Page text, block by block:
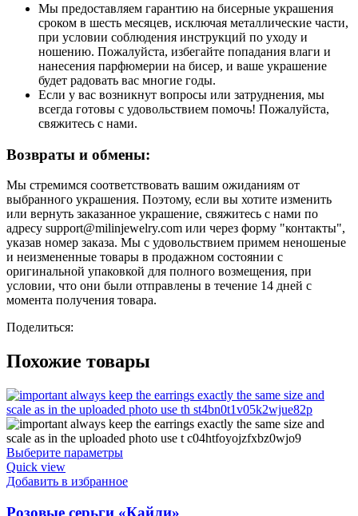
Мы предоставляем гарантию на бисерные украшения
сроком в шесть месяцев, исключая металлические части,
при условии соблюдения инструкций по уходу и
ношению. Пожалуйста, избегайте попадания влаги и
нанесения парфюмерии на бисер, и ваше украшение
будет радовать вас многие годы.
Если у вас возникнут вопросы или затруднения, мы
всегда готовы с удовольствием помочь! Пожалуйста,
свяжитесь с нами.
Возвраты и обмены:
Мы стремимся соответствовать вашим ожиданиям от
выбранного украшения. Поэтому, если вы хотите изменить
или вернуть заказанное украшение, свяжитесь с нами по
адресу support@milinjewelry.com или через форму "контакты",
указав номер заказа. Мы с удовольствием примем неношеные
и неизмененные товары в продажном состоянии с
оригинальной упаковкой для полного возмещения, при
условии, что они были отправлены в течение 14 дней с
момента получения товара.
Поделиться:
Похожие товары
Выберите параметры
Quick view
Добавить в избранное
Розовые серьги «Кайли»